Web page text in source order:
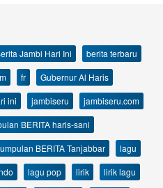
Jambi Hari Ini
berita terbaru
fr
Gubernur Al Haris
ini jambiseru
jambiseru.com
BERITA haris-sani
BERITA Tanjabbar
lagu
lagu pop lirik
lirik lagu